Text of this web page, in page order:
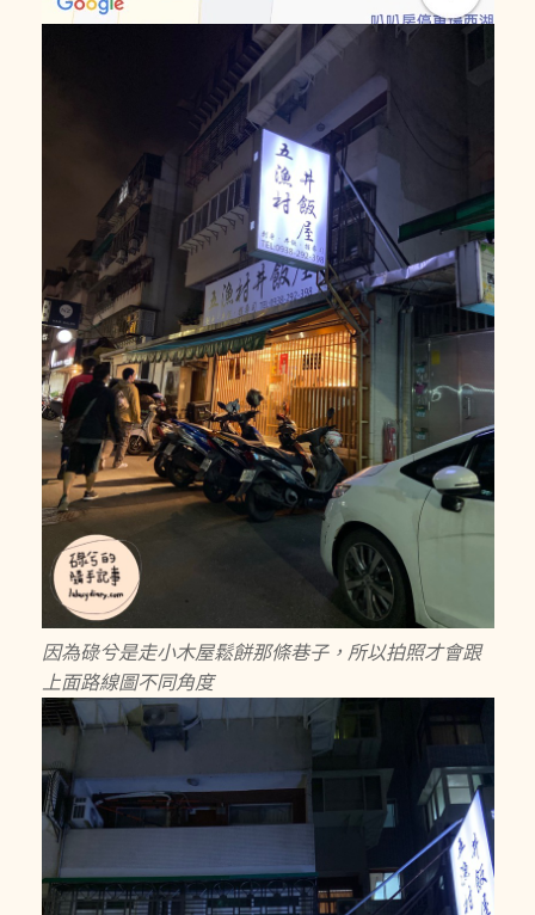
因為碌兮是走小木屋鬆餅那條巷子，所以拍照才會跟
上面路線圖不同角度